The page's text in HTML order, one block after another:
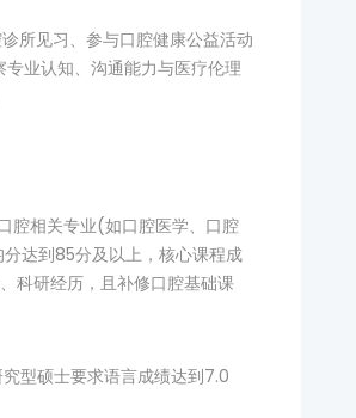
所见习、参与口腔健康公益活动
业认知、沟通能力与医疗伦理
腔相关专业(如口腔医学、口腔
达到85分及以上，核心课程成
科研经历，且补修口腔基础课
型硕士要求语言成绩达到7.0